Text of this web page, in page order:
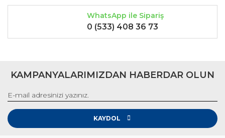
WhatsApp ile Sipariş
0 (533) 408 36 73
KAMPANYALARIMIZDAN HABERDAR OLUN
KAYDOL